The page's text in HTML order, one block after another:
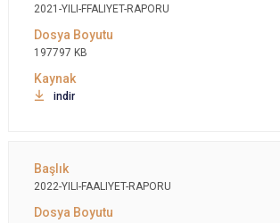
2021-YILI-FFALIYET-RAPORU
197797 KB
indir
2022-YILI-FAALIYET-RAPORU